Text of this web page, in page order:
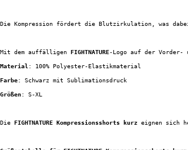
Die Kompression fördert die Blutzirkulation, was
Mit dem auffälligen FIGHTNATURE-Logo auf der
Material : 100% Polyester-Elastikmaterial
Farbe: Schwarz mit Sublimationsdruck
Größen: S-XL
Die FIGHTNATURE Kompressionsshorts kurz eignen sich